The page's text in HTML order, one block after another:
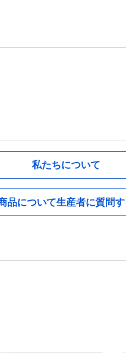
私たちについて
品について生産者に質問す